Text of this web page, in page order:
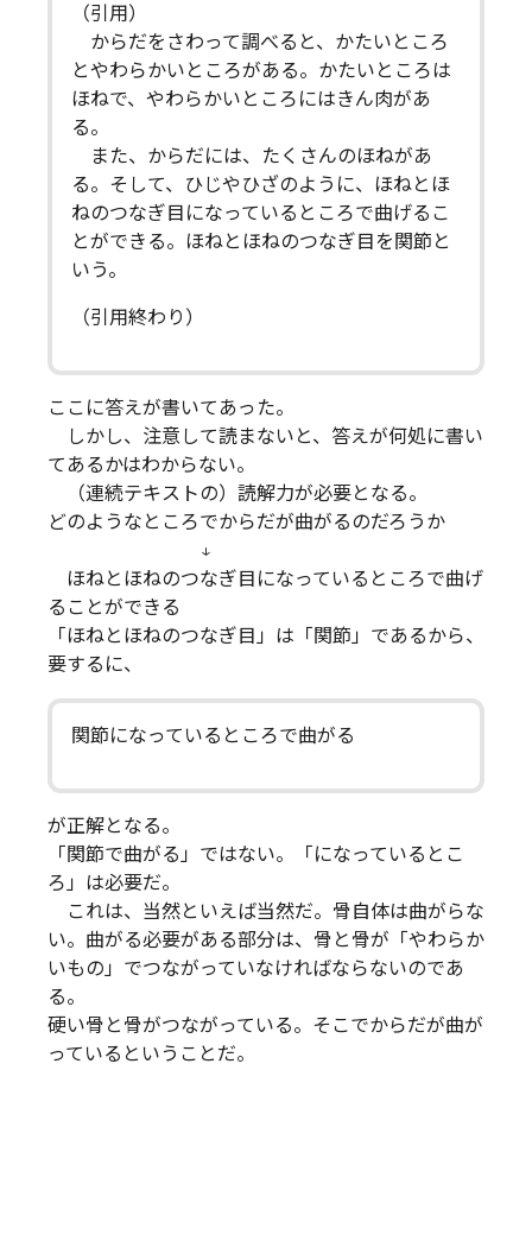
（引用）
からだをさわって調べると、かたいところ
とやわらかいところがある。かたいところは
ほねで、やわらかいところにはきん肉があ
る。
また、からだには、たくさんのほねがあ
る。そして、ひじやひざのように、ほねとほ
ねのつなぎ目になっているところで曲げるこ
とができる。ほねとほねのつなぎ目を関節と
いう。
（引用終わり）
ここに答えが書いてあった。
しかし、注意して読まないと、答えが何処に書い
てあるかはわからない。
（連続テキストの）読解力が必要となる。
どのようなところでからだが曲がるのだろうか
↓
ほねとほねのつなぎ目になっているところで曲げ
ることができる
「ほねとほねのつなぎ目」は「関節」であるから、
要するに、
関節になっているところで曲がる
が正解となる。
「関節で曲がる」ではない。「になっているとこ
ろ」は必要だ。
これは、当然といえば当然だ。骨自体は曲がらな
い。曲がる必要がある部分は、骨と骨が「やわらか
いもの」でつながっていなければならないのであ
る。
硬い骨と骨がつながっている。そこでからだが曲が
っているということだ。